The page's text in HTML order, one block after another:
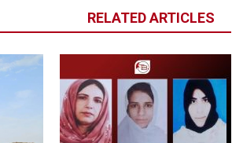
RELATED ARTICLES